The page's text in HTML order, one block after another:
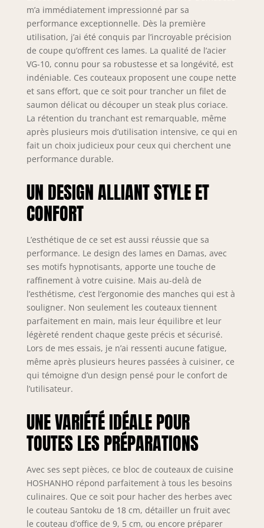
6", un couteau
d'office de 3,75",
un aiguiseur et un
bloc de bois. , idéal
pour votre cuisine
quotidienne, pour
couper des
légumes, des
fruits, du pain, des
filets de poisson ou
de la viande.
【Noyau en Acier
VG-10 de Qualité
est fabriqué à
partir d'un noyau
super acier VG-10,
qui a une dureté
élevée de 60 ± 2
HRC, des
caractéristiques
résistantes à
l'usure. Également
combiné à des
techniques de
forgeage
modernes
tranchant même
après une
utilisation à long
terme.
Avancée de
Broyage à L'eau】
Ensemble de
couteaux japonais
traités avec
m’a immédiatement impressionné par sa
performance exceptionnelle. Dès la première
utilisation, j’ai été conquis par l’incroyable précision
de coupe qu’offrent ces lames. La qualité de l’acier
VG-10, connu pour sa robustesse et sa longévité, est
indéniable. Ces couteaux proposent une coupe nette
et sans effort, que ce soit pour trancher un filet de
saumon délicat ou découper un steak plus coriace.
La rétention du tranchant est remarquable, même
après plusieurs mois d’utilisation intensive, ce qui en
fait un choix judicieux pour ceux qui cherchent une
performance durable.
UN DESIGN ALLIANT STYLE ET
CONFORT
L’esthétique de ce set est aussi réussie que sa
performance. Le design des lames en Damas, avec
ses motifs hypnotisants, apporte une touche de
raffinement à votre cuisine. Mais au-delà de
l’esthétisme, c’est l’ergonomie des manches qui est à
souligner. Non seulement les couteaux tiennent
parfaitement en main, mais leur équilibre et leur
légèreté rendent chaque geste précis et sécurisé.
Lors de mes essais, je n’ai ressenti aucune fatigue,
même après plusieurs heures passées à cuisiner, ce
qui témoigne d’un design pensé pour le confort de
l’utilisateur.
UNE VARIÉTÉ IDÉALE POUR
TOUTES LES PRÉPARATIONS
Avec ses sept pièces, ce bloc de couteaux de cuisine
HOSHANHO répond parfaitement à tous les besoins
culinaires. Que ce soit pour hacher des herbes avec
le couteau Santoku de 18 cm, détailler un fruit avec
le couteau d’office de 9, 5 cm, ou encore préparer